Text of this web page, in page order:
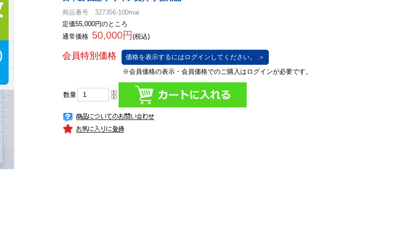
商品番号 327356-100mai
定価55,000円のところ
通常価格 50,000円 (税込)
価格を表示するにはログインしてください。 ＞
数量